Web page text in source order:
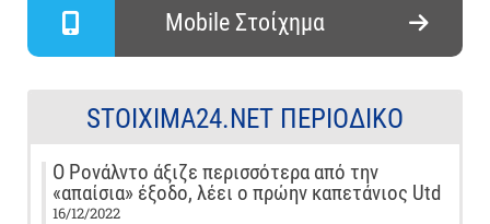
Mobile Στοίχημα
STOIXIMA24.NET ΠΕΡΙΟΔΙΚΌ
Ο Ρονάλντο άξιζε περισσότερα από την
«απαίσια» έξοδο, λέει ο πρώην καπετάνιος Utd
16/12/2022